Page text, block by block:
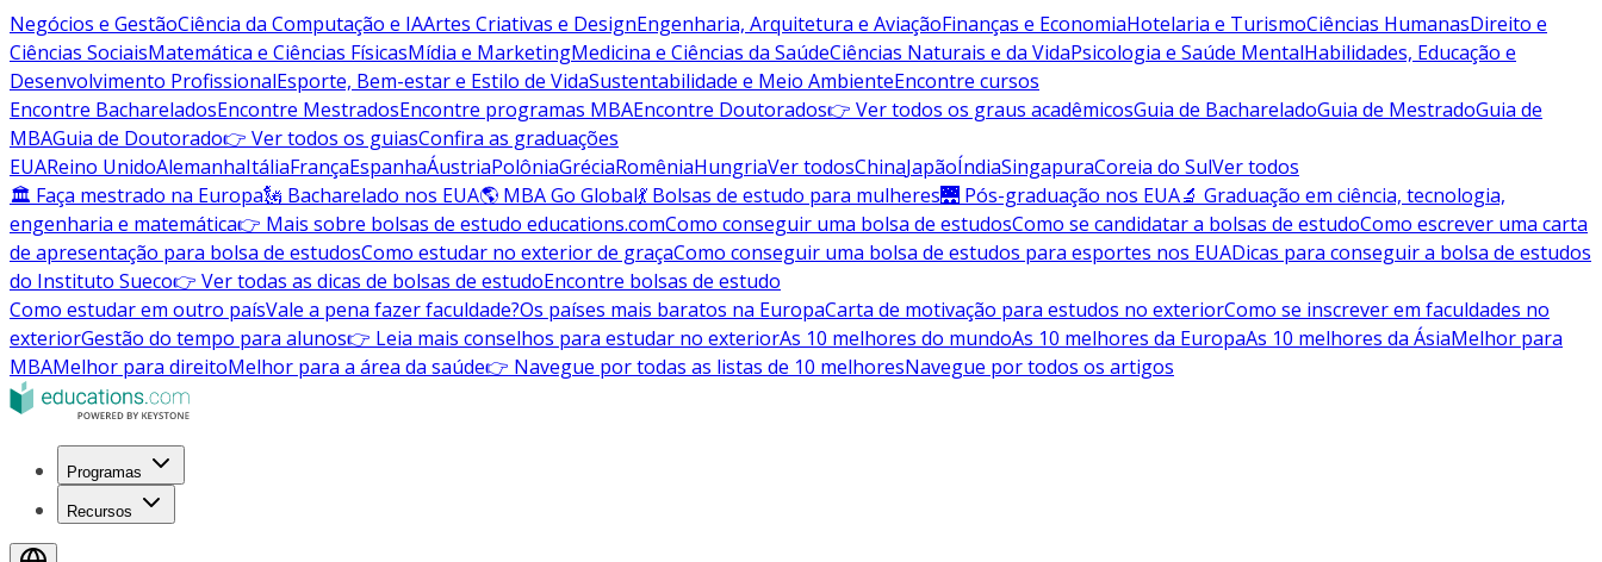
Negócios e GestãoCiência da Computação e IAArtes Criativas e DesignEngenharia, Arquitetura e AviaçãoFinanças e EconomiaHotelaria e TurismoCiências HumanasDireito e
Ciências SociaisMatemática e Ciências FísicasMídia e MarketingMedicina e Ciências da SaúdeCiências Naturais e da VidaPsicologia e Saúde MentalHabilidades, Educação e
Desenvolvimento ProfissionalEsporte, Bem-estar e Estilo de VidaSustentabilidade e Meio AmbienteEncontre cursos
Encontre BachareladosEncontre MestradosEncontre programas MBAEncontre Doutorados👉 Ver todos os graus acadêmicosGuia de BachareladoGuia de MestradoGuia de
MBAGuia de Doutorado👉 Ver todos os guiasConfira as graduações
EUAReino UnidoAlemanhaItáliaFrançaEspanhaÁustriaPolôniaGréciaRomêniaHungriaVer todosChinaJapãoÍndiaSingapuraCoreia do SulVer todos
🏛 Faça mestrado na Europa🗽 Bacharelado nos EUA🌎 MBA Go Global💃 Bolsas de estudo para mulheres🌉 Pós-graduação nos EUA🔬 Graduação em ciência, tecnologia,
engenharia e matemática👉 Mais sobre bolsas de estudo educations.comComo conseguir uma bolsa de estudosComo se candidatar a bolsas de estudoComo escrever uma carta
de apresentação para bolsa de estudosComo estudar no exterior de graçaComo conseguir uma bolsa de estudos para esportes nos EUADicas para conseguir a bolsa de estudos
do Instituto Sueco👉 Ver todas as dicas de bolsas de estudoEncontre bolsas de estudo
Como estudar em outro paísVale a pena fazer faculdade?Os países mais baratos na EuropaCarta de motivação para estudos no exteriorComo se inscrever em faculdades no
exteriorGestão do tempo para alunos👉 Leia mais conselhos para estudar no exteriorAs 10 melhores do mundoAs 10 melhores da EuropaAs 10 melhores da ÁsiaMelhor para
MBAMelhor para direitoMelhor para a área da saúde👉 Navegue por todas as listas de 10 melhoresNavegue por todos os artigos
Programas
Recursos